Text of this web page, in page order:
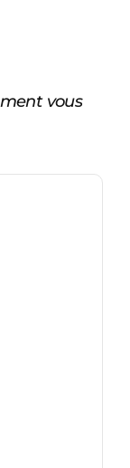
vous